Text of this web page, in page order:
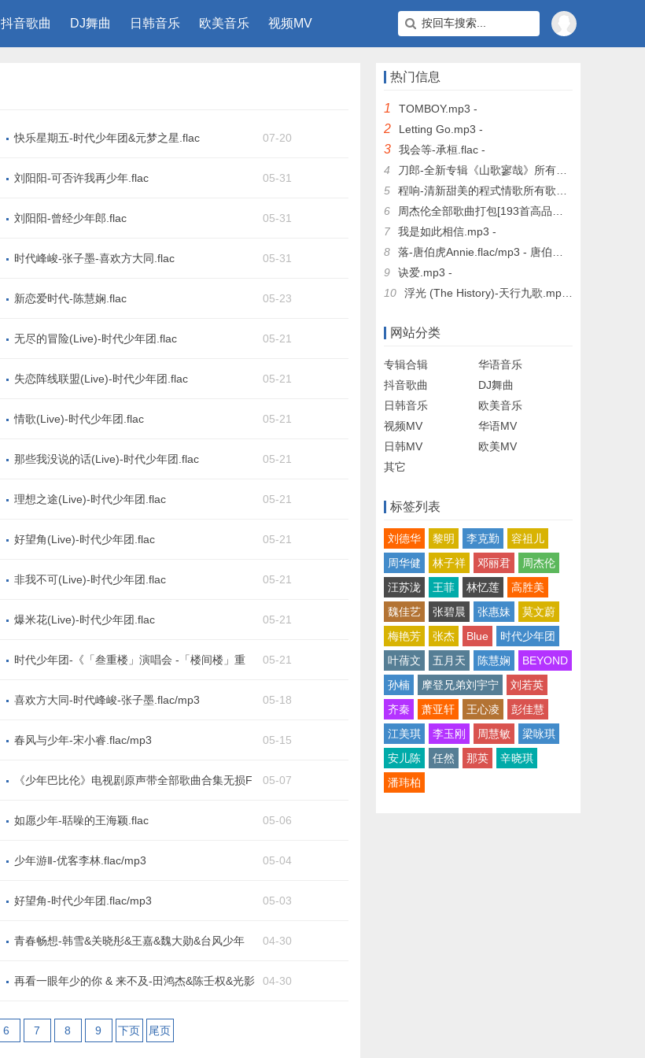
抖音歌曲 DJ舞曲 日韩音乐 欧美音乐 视频MV
快乐星期五-时代少年团&元梦之星.flac 07-20
刘阳阳-可否许我再少年.flac 05-31
刘阳阳-曾经少年郎.flac 05-31
时代峰峻-张子墨-喜欢方大同.flac 05-31
新恋爱时代-陈慧娴.flac 05-23
无尽的冒险(Live)-时代少年团.flac 05-21
失恋阵线联盟(Live)-时代少年团.flac 05-21
情歌(Live)-时代少年团.flac 05-21
那些我没说的话(Live)-时代少年团.flac 05-21
理想之途(Live)-时代少年团.flac 05-21
好望角(Live)-时代少年团.flac 05-21
非我不可(Live)-时代少年团.flac 05-21
爆米花(Live)-时代少年团.flac 05-21
时代少年团-《「叁重楼」演唱会 -「楼间楼」重
05-21
喜欢方大同-时代峰峻-张子墨.flac/mp3 05-18
春风与少年-宋小睿.flac/mp3 05-15
《少年巴比伦》电视剧原声带全部歌曲合集无损F
05-07
如愿少年-聒噪的王海颖.flac 05-06
少年游Ⅱ-优客李林.flac/mp3 05-04
好望角-时代少年团.flac/mp3 05-03
青春畅想-韩雪&关晓彤&王嘉&魏大勋&台风少年
04-30
再看一眼年少的你 & 来不及-田鸿杰&陈壬权&光影
04-30
6 7 8 9 下页 尾页
热门信息
1 TOMBOY.mp3 -
2 Letting Go.mp3 -
3
我会等-承桓.flac -
4
刀郎-全新专辑《山歌寥哉》所有歌曲合集无损FLAC打包下载 -
5
程响-清新甜美的程式情歌所有歌曲合集[无损FLAC+高品质MP3]下载 -
6
周杰伦全部歌曲打包[193首高品质MP3+无损FLAC] -
7
我是如此相信.mp3 -
8
落-唐伯虎Annie.flac/mp3 - 唐伯虎Annie
9
诀爱.mp3 -
10
浮光 (The History)-天行九歌.mp3 -
网站分类
专辑合辑
华语音乐
抖音歌曲
DJ舞曲
日韩音乐
欧美音乐
视频MV
华语MV
日韩MV
欧美MV
其它
标签列表
刘德华 黎明 李克勤
容祖儿
周华健
林子祥 邓丽君
周杰伦
汪苏泷
王菲 林忆莲
高胜美
魏佳艺
张碧晨 张惠妹
莫文蔚
梅艳芳
张杰 Blue
时代少年团
叶蒨文
五月天 陈慧娴
BEYOND
孙楠
摩登兄弟刘宇宁
刘若英
齐秦
萧亚轩 王心凌
彭佳慧
江美琪
李玉刚 周慧敏
梁咏琪
安儿陈
任然 那英
辛晓琪
潘玮柏